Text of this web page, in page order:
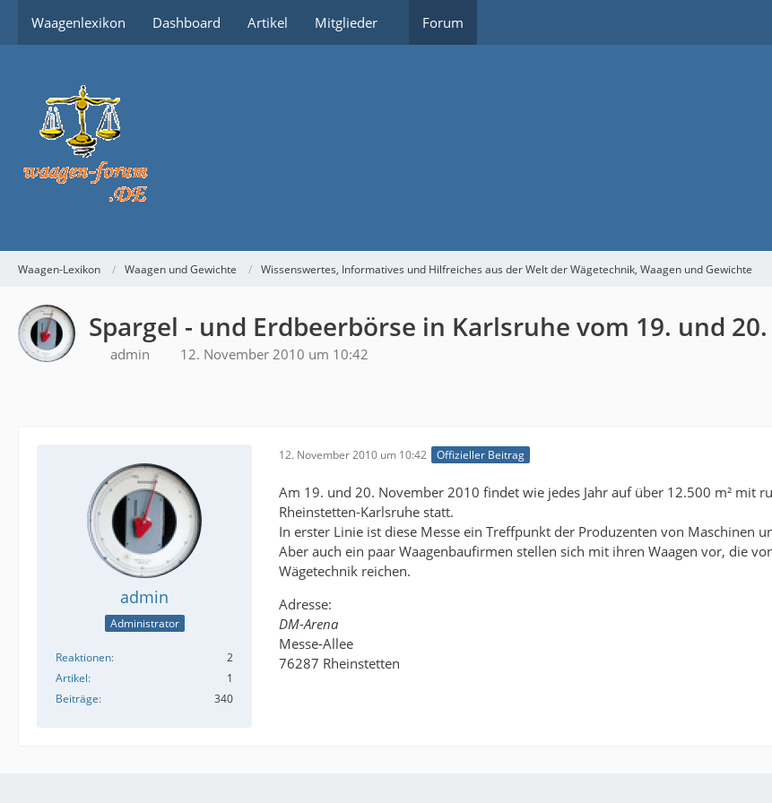
Waagenlexikon Dashboard Artikel Mitglieder Forum
Waagen-Lexikon Waagen und Gewichte Wissenswertes, Informatives und Hilfreiches aus der Welt der Wägetechnik, Waagen und Gewichte
Spargel - und Erdbeerbörse in Karlsruhe vom 19. und
admin 12. November 2010 um 10:42
admin
Administrator
Reaktionen
2
Artikel
1
Beiträge
340
12. November 2010 um 10:42 Offizieller Beitrag
Am 19. und 20. November 2010 findet wie jedes Jahr auf über 12.500 m² mit
Rheinstetten-Karlsruhe statt.
In erster Linie ist diese Messe ein Treffpunkt der Produzenten von Maschinen
Aber auch ein paar Waagenbaufirmen stellen sich mit ihren Waagen vor, die
Wägetechnik reichen.
Adresse:
DM-Arena
Messe-Allee
76287 Rheinstetten